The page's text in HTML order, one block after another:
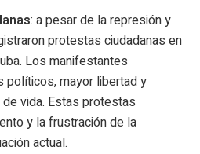
: a pesar de la represión y
protestas ciudadanas en
Los manifestantes
políticos, mayor libertad y
vida. Estas protestas
y la frustración de la
actual.